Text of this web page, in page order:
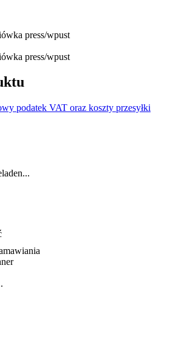
press/wpust
press/wpust
podatek VAT oraz koszty przesyłki